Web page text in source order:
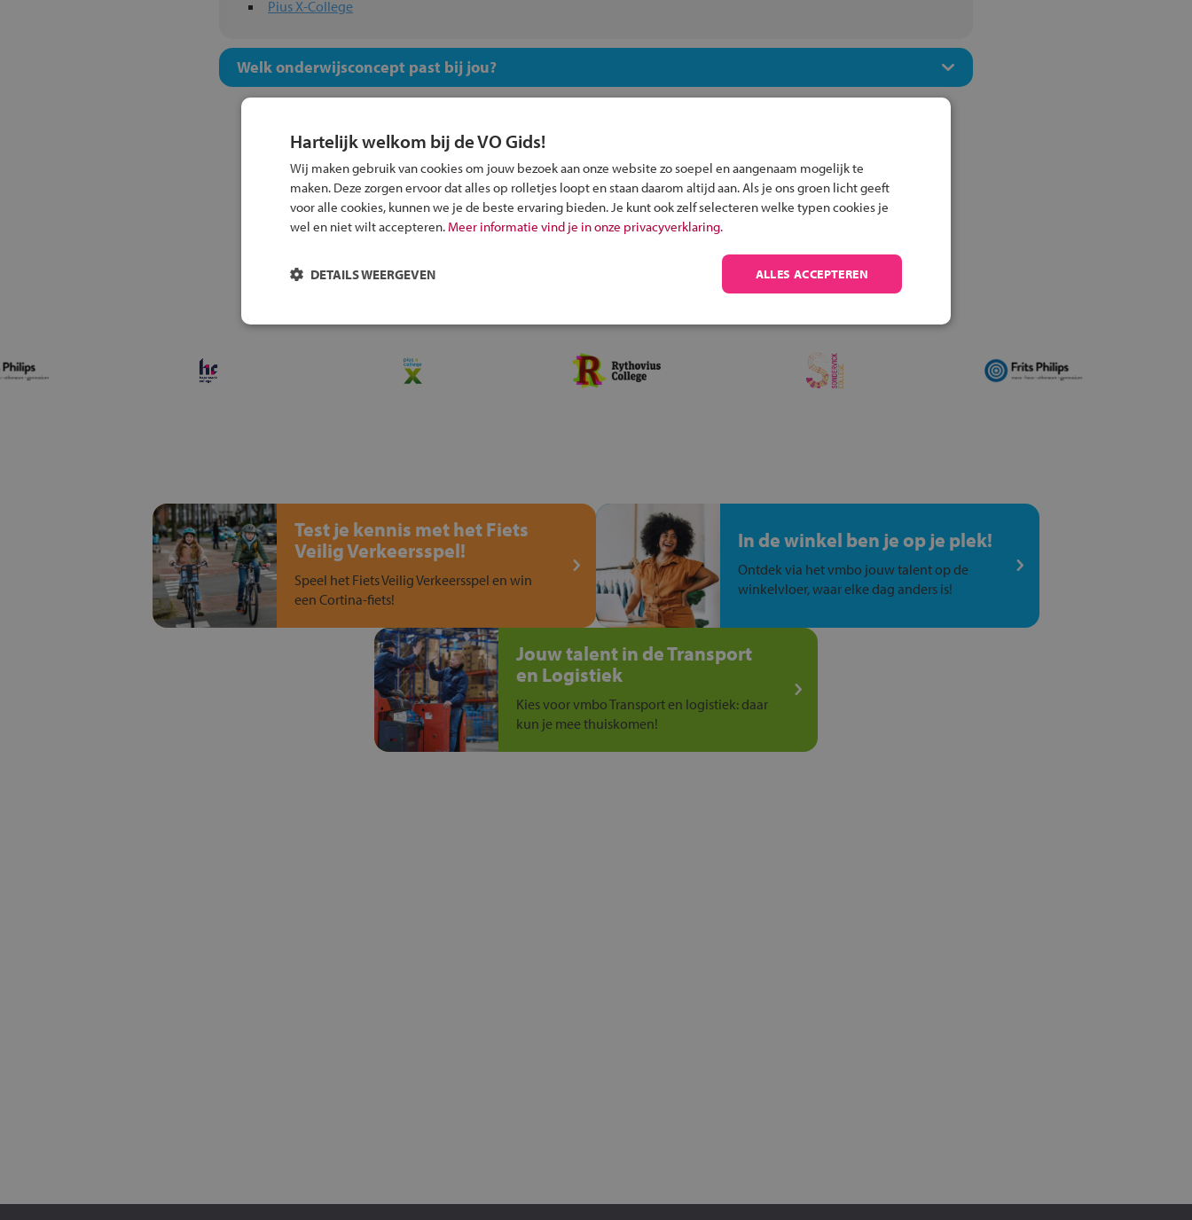
Pius X-College
Welk onderwijsconcept past bij jou?
Inschrijven?
Alle informatie om je kind aan te melden bij
Test je kennis met het Fiets
Veilig Verkeersspel!
Speel het Fiets Veilig Verkeersspel en win
een Cortina-fiets!
In de winkel ben je op je plek!
Ontdek via het vmbo jouw talent op de
winkelvloer, waar elke dag anders is!
Jouw talent in de Transport
en Logistiek
Kies voor vmbo Transport en logistiek: daar
kun je mee thuiskomen!
Hartelijk welkom bij de VO Gids!
Wij maken gebruik van cookies om jouw bezoek aan onze website zo soepel en aangenaam mogelijk te
maken. Deze zorgen ervoor dat alles op rolletjes loopt en staan daarom altijd aan. Als je ons groen licht geeft
voor alle cookies, kunnen we je de beste ervaring bieden. Je kunt ook zelf selecteren welke typen cookies je
wel en niet wilt accepteren. Meer informatie vind je in onze privacyverklaring.
ALLES ACCEPTEREN
DETAILS WEERGEVEN